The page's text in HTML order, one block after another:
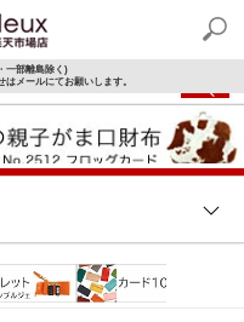
まで 要エントリー
一部離島除く)
メールにてお願いします。